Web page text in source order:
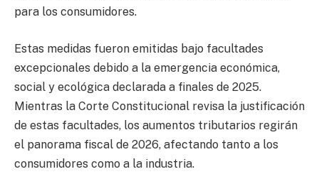
para los consumidores.
Estas medidas fueron emitidas bajo facultades
excepcionales debido a la emergencia económica,
social y ecológica declarada a finales de 2025.
Mientras la Corte Constitucional revisa la justificación
de estas facultades, los aumentos tributarios regirán
el panorama fiscal de 2026, afectando tanto a los
consumidores como a la industria.